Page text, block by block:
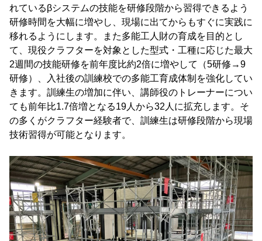
れているβシステムの技能を研修段階から習得できるよう
研修時間を大幅に増やし、現場に出てからもすぐに実践に
移れるようにします。また多能工人財の育成を目的とし
て、現役クラフターを対象とした型式・工種に応じた最大
2週間の技能研修を前年度比約2倍に増やして（5研修→9
研修）、入社後の訓練校での多能工育成体制を強化してい
きます。訓練生の増加に伴い、講師役のトレーナーについ
ても前年比1.7倍増となる19人から32人に拡充します。そ
の多くがクラフター経験者で、訓練生は研修段階から現場
技術習得が可能となります。